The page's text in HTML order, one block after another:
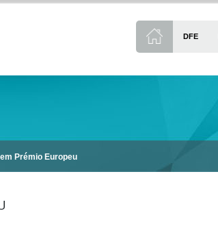
DFE
Prémio Europeu